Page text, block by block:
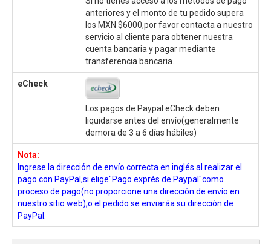
anteriores y el monto de tu pedido supera
los MXN $6000,por favor contacta a nuestro
servicio al cliente para obtener nuestra
cuenta bancaria y pagar mediante
transferencia bancaria.
eCheck
Los pagos de Paypal eCheck deben
liquidarse antes del envío(generalmente
demora de 3 a 6 días hábiles)
Nota:
Ingrese la dirección de envío correcta en inglés al realizar el
pago con PayPal,si elige"Pago exprés de Paypal"como
proceso de pago(no proporcione una dirección de envío en
nuestro sitio web),o el pedido se enviaráa su dirección de
PayPal.